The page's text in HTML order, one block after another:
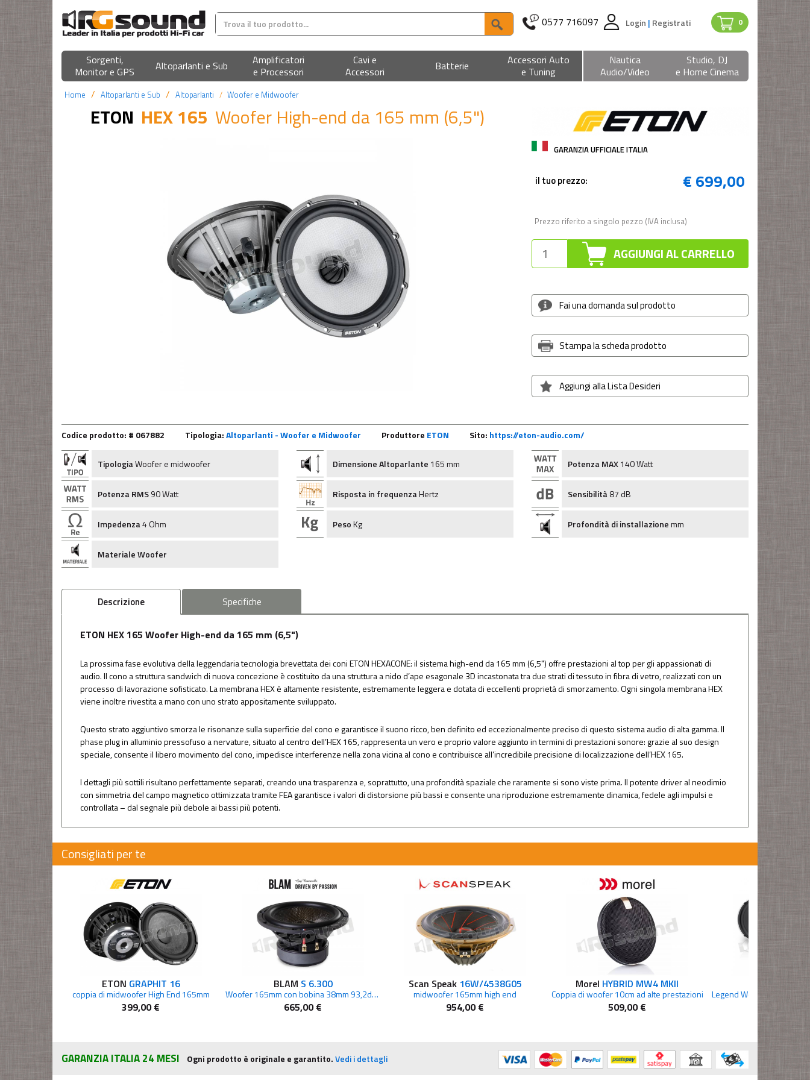
0
0577 716097 Login | Registrati
Sorgenti,
Monitor e GPS
Altoparlanti e Sub
Amplificatori
e Processori
Cavi e
Accessori
Batterie
Accessori Auto
e Tuning
Nautica
Audio/Video
Studio, DJ
e Home Cinema
Home Altoparlanti e Sub Altoparlanti Woofer e Midwoofer
ETON HEX 165 Woofer High-end da 165 mm (6,5")
GARANZIA UFFICIALE ITALIA
€ 699,00
il tuo prezzo:
Prezzo riferito a singolo pezzo (IVA inclusa)
AGGIUNGI AL CARRELLO
Fai una domanda sul prodotto
Stampa la scheda prodotto
Aggiungi alla Lista Desideri
Codice prodotto: # 067882 Tipologia:Altoparlanti - Woofer e Midwoofer Produttore ETON Sito: https://eton-audio.com/
TipologiaWoofer e midwoofer Dimensione Altoparlante 165 mm Potenza MAX140 Watt
Potenza RMS90 Watt Risposta in frequenzaHertz Sensibilità87 dB
Impedenza4 Ohm PesoKg Profondità di installazionemm
Materiale Woofer
Descrizione Specifiche
ETON HEX 165 Woofer High-end da 165 mm (6,5")
La prossima fase evolutiva della leggendaria tecnologia brevettata dei coni ETON HEXACONE: il sistema high-end da 165 mm (6,5") offre prestazioni al top per gli appassionati di
audio. Il cono a struttura sandwich di nuova concezione è costituito da una struttura a nido d’ape esagonale 3D incastonata tra due strati di tessuto in fibra di vetro, realizzati con un
processo di lavorazione sofisticato. La membrana HEX è altamente resistente, estremamente leggera e dotata di eccellenti proprietà di smorzamento. Ogni singola membrana HEX
viene inoltre rivestita a mano con uno strato appositamente sviluppato.
Questo strato aggiuntivo smorza le risonanze sulla superficie del cono e garantisce il suono ricco, ben definito ed eccezionalmente preciso di questo sistema audio di alta gamma. Il
phase plug in alluminio pressofuso a nervature, situato al centro dell’HEX 165, rappresenta un vero e proprio valore aggiunto in termini di prestazioni sonore: grazie al suo design
speciale, consente il libero movimento del cono, impedisce interferenze nella zona vicina al cono e contribuisce all’incredibile precisione di localizzazione dell’HEX 165.
I dettagli più sottili risultano perfettamente separati, creando una trasparenza e, soprattutto, una profondità spaziale che raramente si sono viste prima. Il potente driver al neodimio
con simmetria del campo magnetico ottimizzata tramite FEA garantisce i valori di distorsione più bassi e consente una riproduzione estremamente dinamica, fedele agli impulsi e
controllata – dal segnale più debole ai bassi più potenti.
Consigliati per te
ETON GRAPHIT 16
coppia di midwoofer High End 165mm
399,00 €
BLAM S 6.300
Woofer 165mm con bobina 38mm 93,2dB 2 Ohm
665,00 €
Scan Speak 16W/4538G05
midwoofer 165mm high end
954,00 €
Morel HYBRID MW4 MKII
Coppia di woofer 10cm ad alte prestazioni
509,00 €
GARANZIA ITALIA 24 MESI Ogni prodotto è originale e garantito.Vedi i dettagli